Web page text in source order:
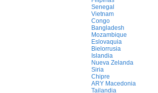
Senegal
Vietnam
Congo
Bangladesh
Mozambique
Eslovaquia
Bielorrusia
Islandia
Nueva Zelanda
Siria
Chipre
ARY Macedonia
Tailandia